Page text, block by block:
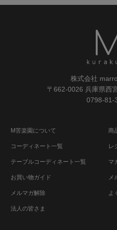
株式会社
〒662-0026 兵庫県西
0798-81-
M苦楽園について 商
コーディネート一覧 レ
テーブルコーディネート一覧 マ
お買い物ガイド メ
メルマガ解除 よ
法人の皆さま